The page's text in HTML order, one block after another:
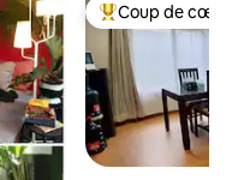
appréciés Coups de cœur
Coup de cœur